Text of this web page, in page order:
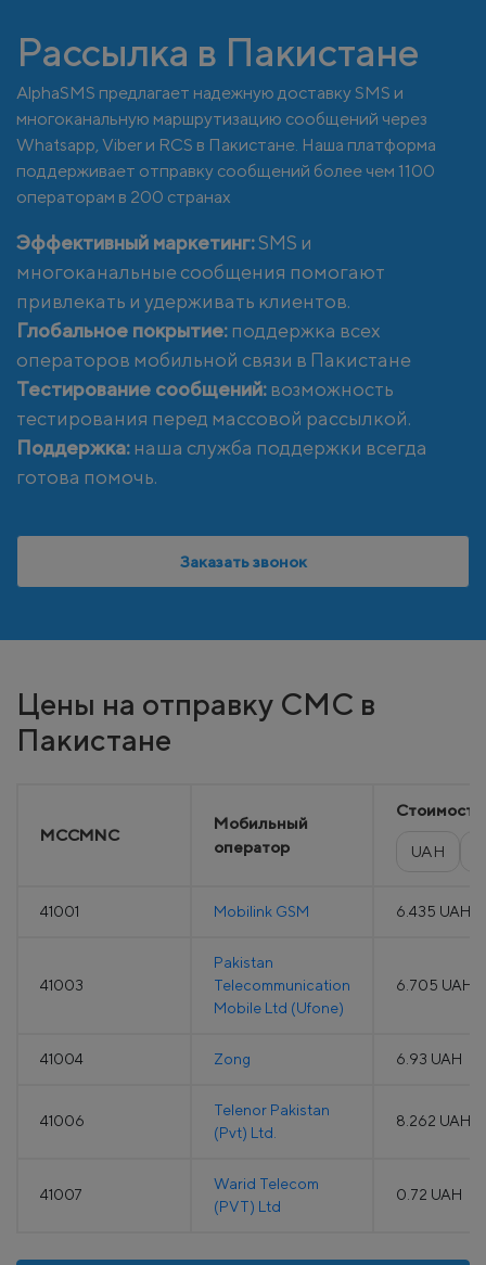
Рассылка в Пакистане
AlphaSMS предлагает надежную доставку SMS и
многоканальную маршрутизацию сообщений через
Whatsapp, Viber и RCS в Пакистане. Наша платформа
поддерживает отправку сообщений более чем 1100
операторам в 200 странах
Эффективный маркетинг:SMS и
многоканальные сообщения помогают
привлекать и удерживать клиентов.
Глобальное покрытие:поддержка всех
операторов мобильной связи в Пакистане
Тестирование сообщений:возможность
тестирования перед массовой рассылкой.
Поддержка:наша служба поддержки всегда
готова помочь.
Заказать звонок
Цены на отправку СМС в
Пакистане
MCCMNC
Мобильный
оператор
Стоимость
UAH
41001 Mobilink GSM 6.435 UAH
41003
Pakistan
Telecommunication
Mobile Ltd (Ufone)
6.705 UAH
41004 Zong 6.93 UAH
41006
Telenor Pakistan
(Pvt) Ltd.
8.262 UAH
41007
Warid Telecom
(PVT) Ltd
0.72 UAH